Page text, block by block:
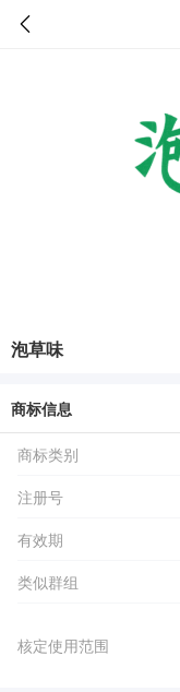
泡草味
商标信息
商标类别
注册号
有效期
类似群组
核定使用范围